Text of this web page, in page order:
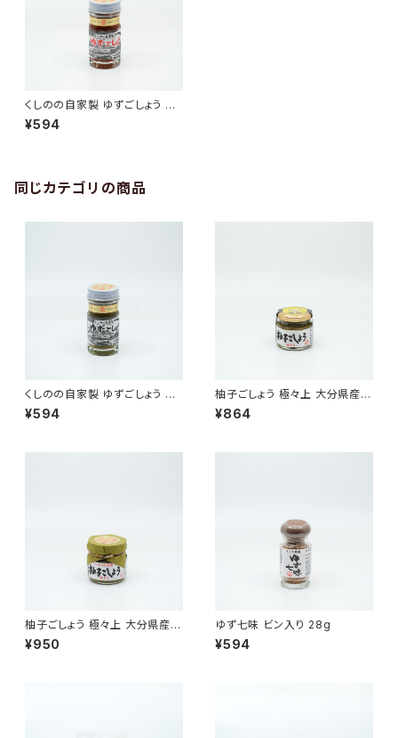
くしのの自家製 ゆずごしょう 赤
50g
¥594
同じカテゴリの商品
くしのの自家製 ゆずごしょう 青
50g
¥594
柚子ごしょう 極々上 大分県産 6
0g
¥864
柚子ごしょう 極々上 大分県産 7
0g
¥950
ゆず七味 ビン入り 28g
¥594